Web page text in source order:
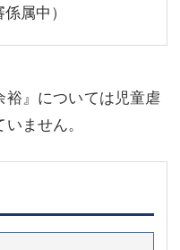
属中）
』については児童虐
ません。